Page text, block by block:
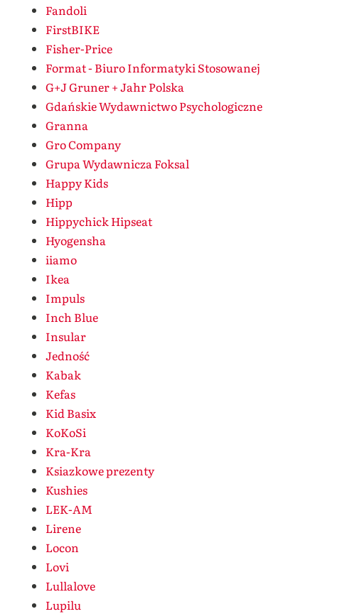
Fandoli
FirstBIKE
Fisher-Price
Format - Biuro Informatyki Stosowanej
G+J Gruner + Jahr Polska
Gdańskie Wydawnictwo Psychologiczne
Granna
Gro Company
Grupa Wydawnicza Foksal
Happy Kids
Hipp
Hippychick Hipseat
Hyogensha
iiamo
Ikea
Impuls
Inch Blue
Insular
Jedność
Kabak
Kefas
Kid Basix
KoKoSi
Kra-Kra
Ksiazkowe prezenty
Kushies
LEK-AM
Lirene
Locon
Lovi
Lullalove
Lupilu